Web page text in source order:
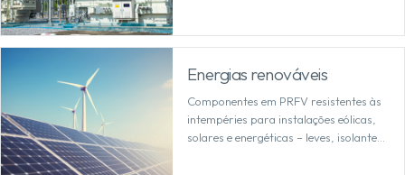
Energias renováveis
Componentes em PRFV resistentes às
intempéries para instalações eólicas,
solares e energéticas – leves, isolantes